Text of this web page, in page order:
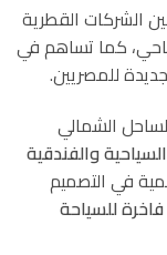
الشركات القطرية
كما تساهم في
للمصريين.
الشمالي
والفندقية
في التصميم
للسياحة